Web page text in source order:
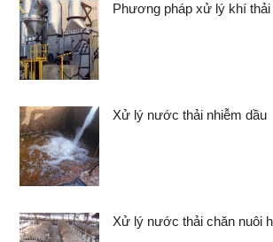
Phương pháp xử lý khí thải
Xử lý nước thải nhiễm dầu
Xử lý nước thải chăn nuôi